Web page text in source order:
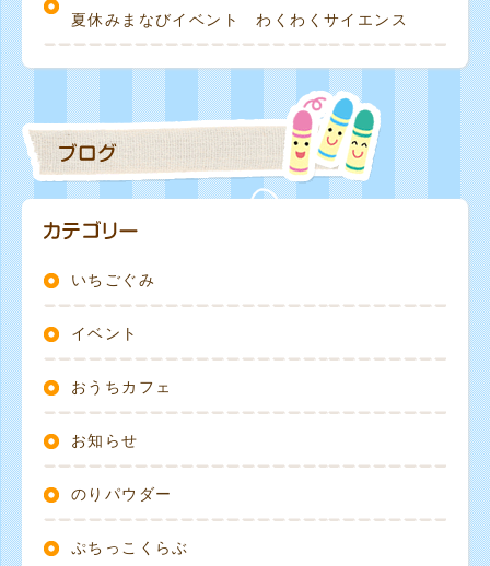
夏休みまなびイベント わくわくサイエンス
いちごぐみ
イベント
おうちカフェ
お知らせ
のりパウダー
ぷちっこくらぶ